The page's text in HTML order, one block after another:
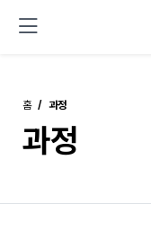
홈 과정
과정